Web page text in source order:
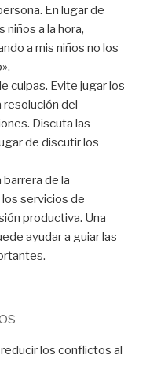
En lugar de
niños a la hora,
a mis niños no los
culpas. Evite jugar los
del
Discuta las
de discutir los
barrera de la
servicios de
productiva. Una
ayudar a guiar las
los conflictos al